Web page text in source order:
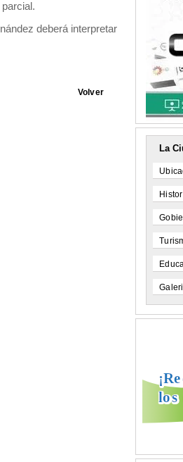
deberá interpretar
Volver
La